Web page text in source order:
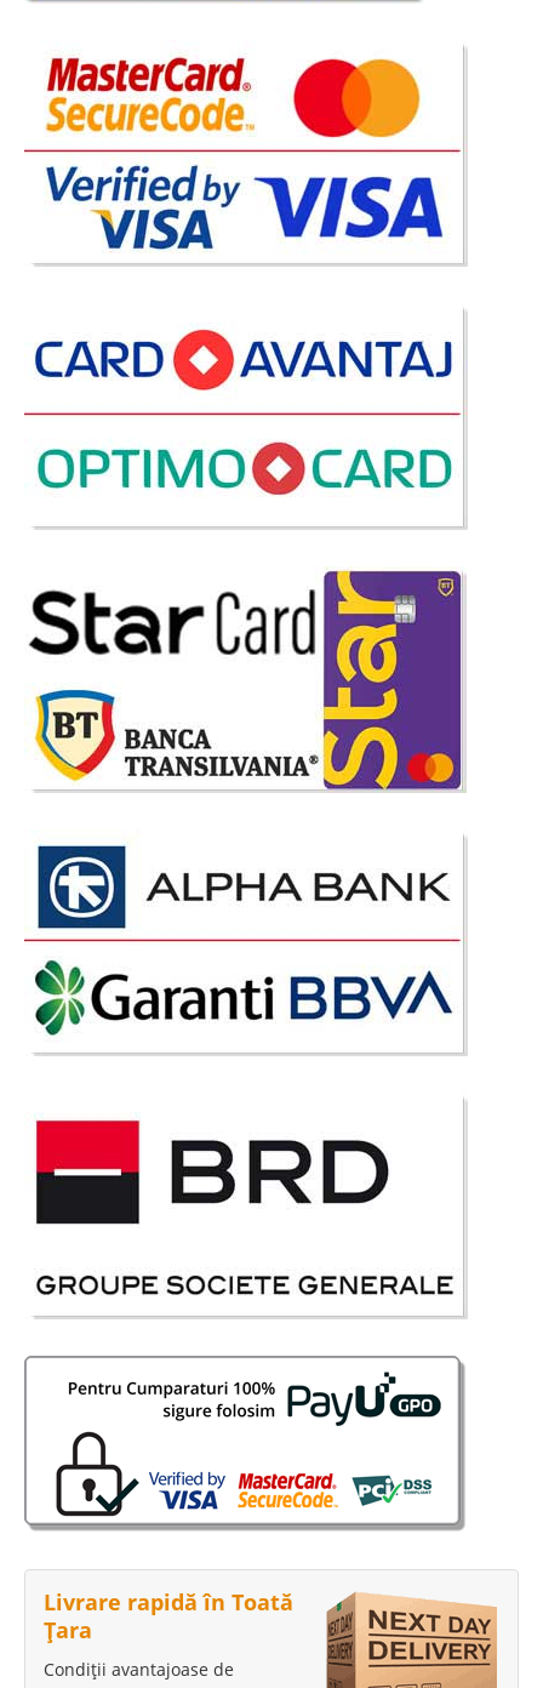
Adauga la Favorite
-42%
Canapea verde smarald extensibila
pentru living modern de Lux Perissa
Canapele extensibile verde inchis smarald de 3 si 2 locuri
pentru amenajare living modern de Lux Perissa ⭐ Daca sunteti in cautarea
unui set de canapele pentru amenajare living modern va propunem
canapeaua extensibila verde smarald pe catifea inchisa. Pu..
Compara
4.460 Lei
Pret Redus 2.587 Lei
Adauga la Favorite
Livrare rapidă în Toată
Țara
Condiții avantajoase de